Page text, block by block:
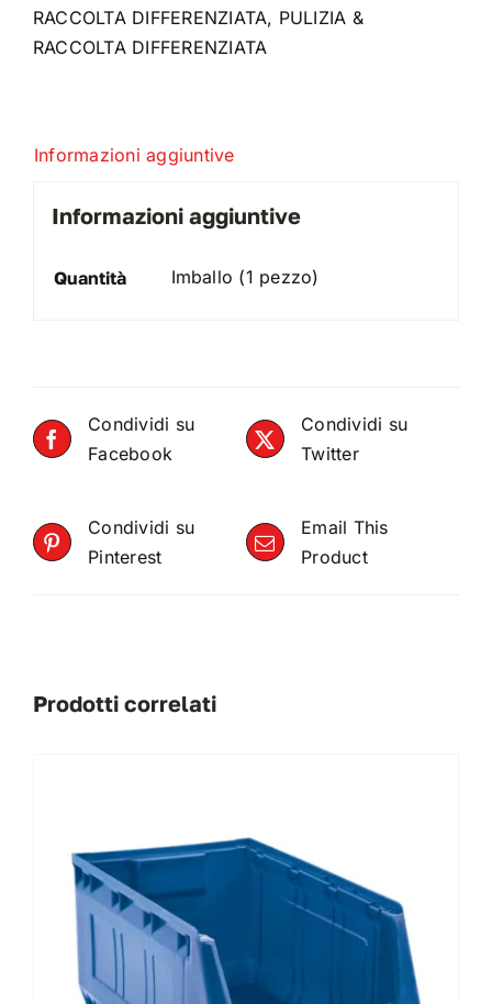
RACCOLTA DIFFERENZIATA, PULIZIA &
RACCOLTA DIFFERENZIATA
Informazioni aggiuntive
Informazioni aggiuntive
Quantità Imballo (1 pezzo)
Condividi su
Facebook
Condividi su
Twitter
Condividi su
Pinterest
Email This
Product
Prodotti correlati